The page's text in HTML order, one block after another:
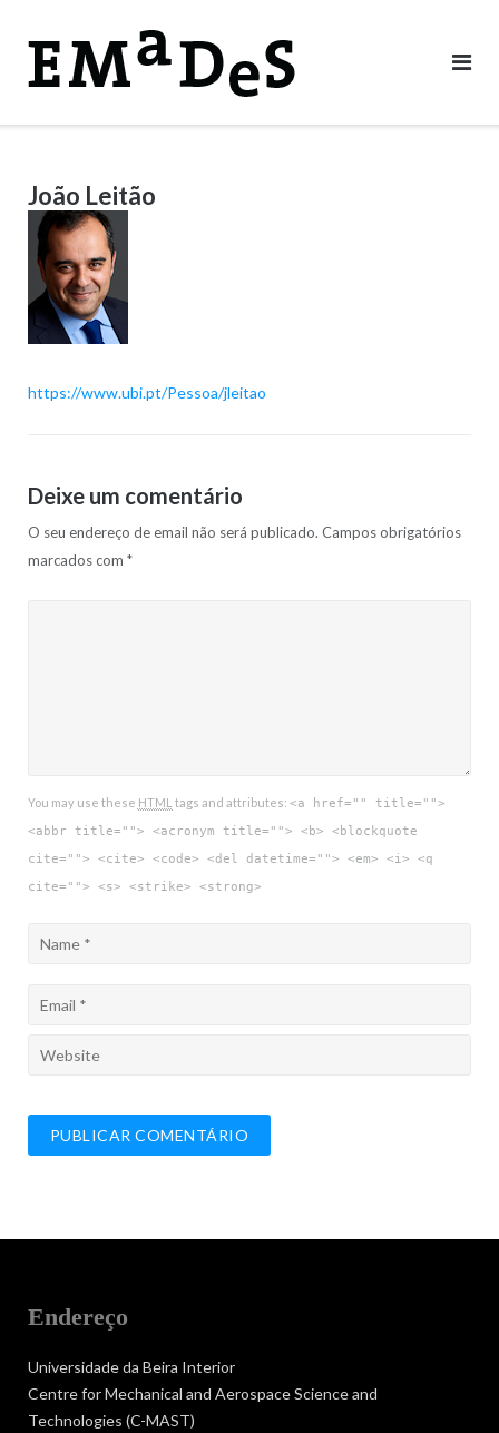
content
João Leitão
https://www.ubi.pt/Pessoa/jleitao
Deixe um comentário
O seu endereço de email não será publicado. Campos obrigatórios
marcados com *
You may use these HTML tags and attributes: <a href="" title="">
<abbr title=""> <acronym title=""> <b> <blockquote
cite=""> <cite> <code> <del datetime=""> <em> <i> <q
cite=""> <s> <strike> <strong>
Endereço
Universidade da Beira Interior
Centre for Mechanical and Aerospace Science and
Technologies (C-MAST)